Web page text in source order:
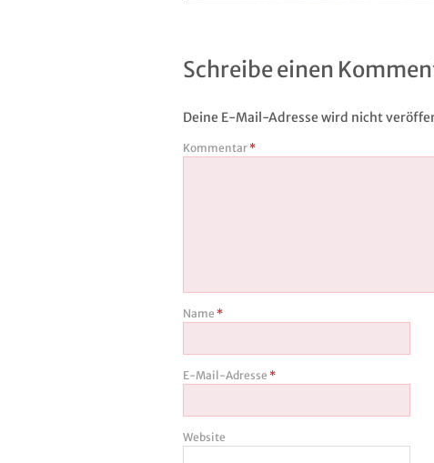
Schreibe einen
Deine E-Mail-Adresse wird nicht
Kommentar *
Name *
E-Mail-Adresse *
Website